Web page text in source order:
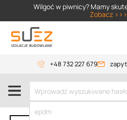
Wilgoć w piwnicy? Mamy
Zobacz >>>
+48 732 227 679